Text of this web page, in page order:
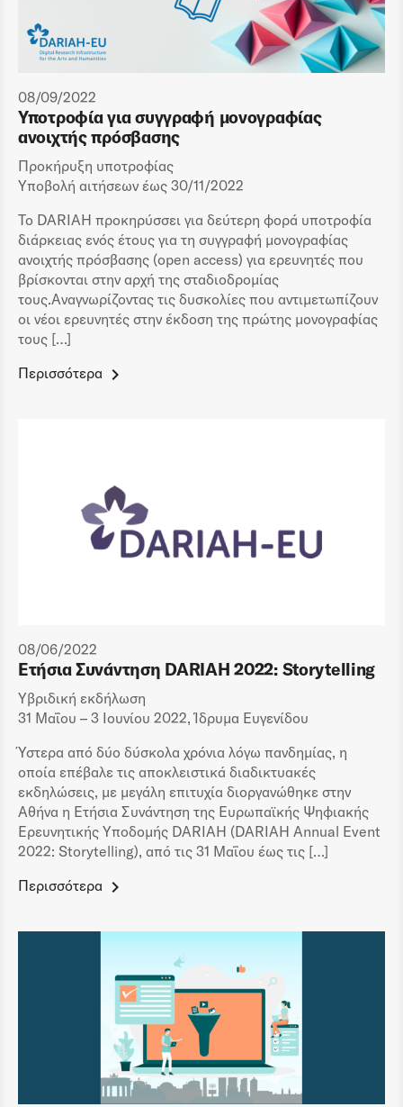
08/09/2022
Υποτροφία για συγγραφή μονογραφίας
ανοιχτής πρόσβασης
Προκήρυξη υποτροφίας
Υποβολή αιτήσεων έως 30/11/2022
Το DARIAH προκηρύσσει για δεύτερη φορά υποτροφία
διάρκειας ενός έτους για τη συγγραφή μονογραφίας
ανοιχτής πρόσβασης (open access) για ερευνητές που
βρίσκονται στην αρχή της σταδιοδρομίας
τους.Αναγνωρίζοντας τις δυσκολίες που αντιμετωπίζουν
οι νέοι ερευνητές στην έκδοση της πρώτης μονογραφίας
τους […]
Περισσότερα
08/06/2022
Ετήσια Συνάντηση DARIAH 2022: Storytelling
Υβριδική εκδήλωση
31 Μαΐου – 3 Ιουνίου 2022, Ίδρυμα Ευγενίδου
Ύστερα από δύο δύσκολα χρόνια λόγω πανδημίας, η
οποία επέβαλε τις αποκλειστικά διαδικτυακές
εκδηλώσεις, με μεγάλη επιτυχία διοργανώθηκε στην
Αθήνα η Ετήσια Συνάντηση της Ευρωπαϊκής Ψηφιακής
Ερευνητικής Υποδομής DARIAH (DARIAH Annual Event
2022: Storytelling), από τις 31 Μαΐου έως τις […]
Περισσότερα